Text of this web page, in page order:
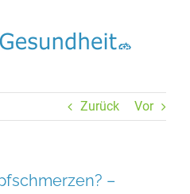
Zurück Vor
–